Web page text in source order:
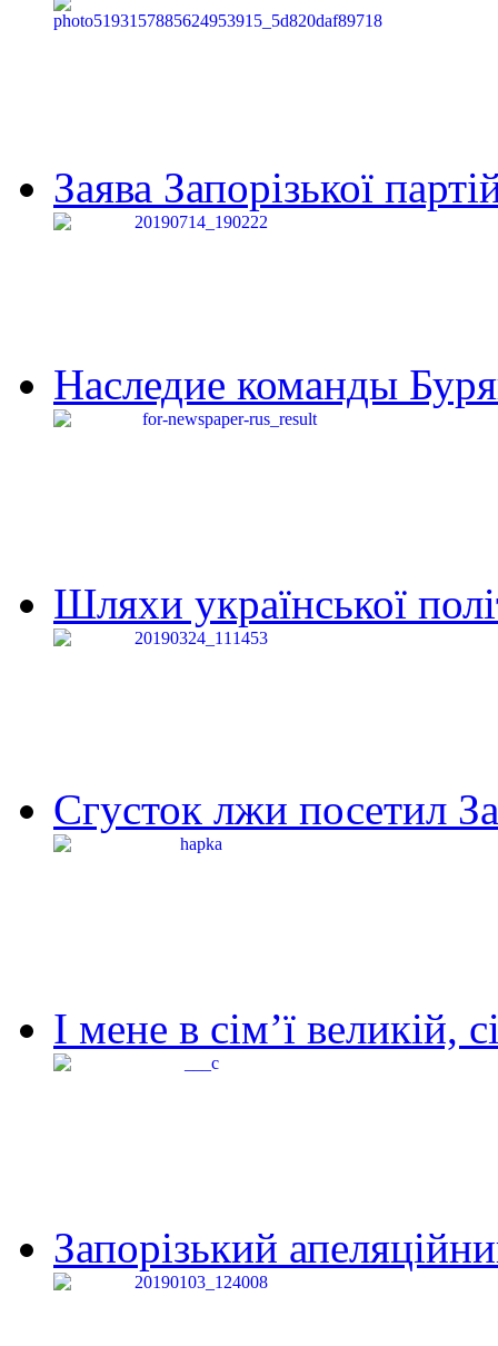
Заява Запорізької
Наследие команды
Шляхи української
Сгусток лжи посетил
І мене в сім’ї великій,
Запорізький